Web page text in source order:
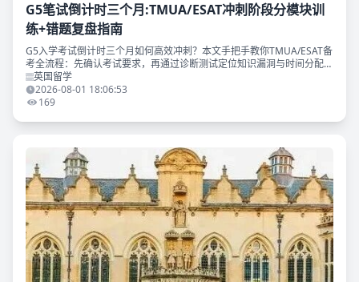
G5笔试倒计时三个月:TMUA/ESAT冲刺阶段分模块训
练+错题复盘指南
G5入学考试倒计时三个月如何高效冲刺？本文手把手教你TMUA/ESAT备
考全流程：先确认考试要求，再通过诊断测试定位知识漏洞与时间分配问
题，分基础补缺及限时训练和完整模拟三阶段稳步推进，同时剖析瓶颈期
成因并给出针对性突破方案，帮助考生在最后冲刺阶段最大化提分效率，
文末可免费领取牛剑申请白皮书！
英国留学
2026-08-01 18:06:53
169